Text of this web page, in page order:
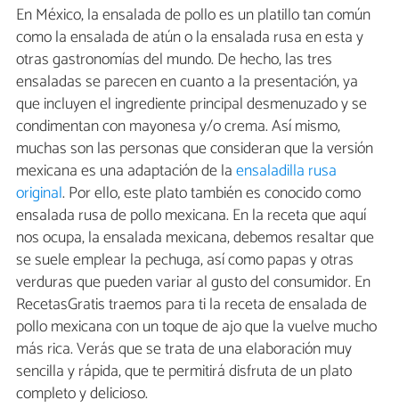
En México, la ensalada de pollo es un platillo tan común
como la ensalada de atún o la ensalada rusa en esta y
otras gastronomías del mundo. De hecho, las tres
ensaladas se parecen en cuanto a la presentación, ya
que incluyen el ingrediente principal desmenuzado y se
condimentan con mayonesa y/o crema. Así mismo,
muchas son las personas que consideran que la versión
mexicana es una adaptación de laensaladilla rusa
original. Por ello, este plato también es conocido como
ensalada rusa de pollo mexicana. En la receta que aquí
nos ocupa, la ensalada mexicana, debemos resaltar que
se suele emplear la pechuga, así como papas y otras
verduras que pueden variar al gusto del consumidor. En
RecetasGratis traemos para ti la receta de ensalada de
pollo mexicana con un toque de ajo que la vuelve mucho
más rica. Verás que se trata de una elaboración muy
sencilla y rápida, que te permitirá disfruta de un plato
completo y delicioso.